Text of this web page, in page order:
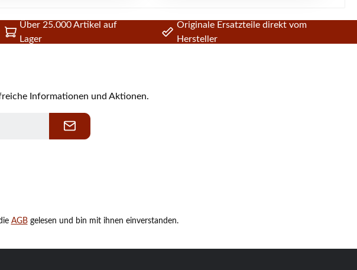
Über 25.000 Artikel auf
Lager
Originale Ersatzteile direkt vom
Hersteller
Informationen und Aktionen.
AGBgelesen und bin mit ihnen einverstanden.